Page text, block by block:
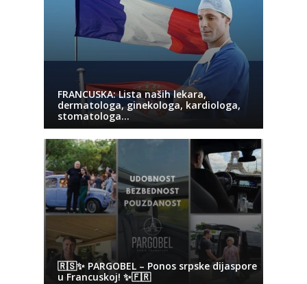
FRANCUSKA: Lista naših lekara,
dermatologa, ginekologa, kardiologa,
stomatologa…
🇷🇸✨ PARGOBEL – Ponos srpske dijaspore
u Francuskoj! ✨🇫🇷